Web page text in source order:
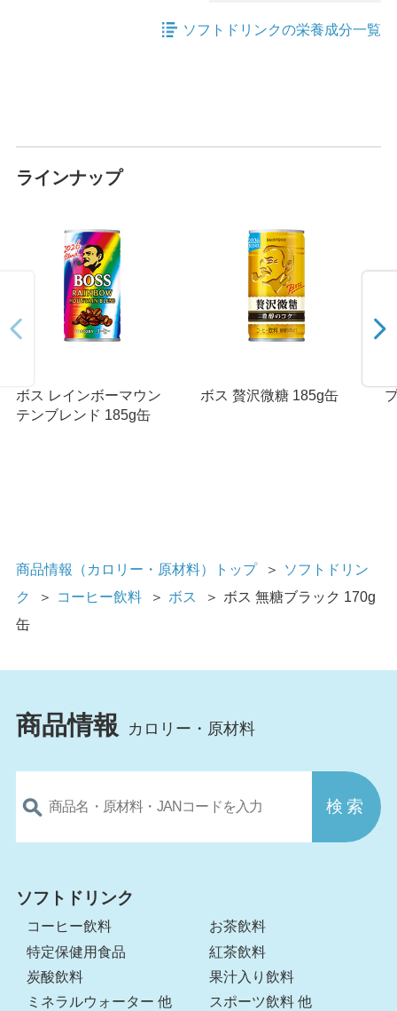
ソフトドリンクの栄養成分一覧
ラインナップ
ボス レインボーマウン
テンブレンド 185g缶
ボス 贅沢微糖 185g缶
商品情報（カロリー・原材料）トップ ＞
ソフトドリン
ク
＞ コーヒー飲料 ＞ ボス ＞ ボス 無糖ブラック 170g
缶
商品情報 カロリー・原材料
ソフトドリンク
コーヒー飲料
お茶飲料
特定保健用食品
紅茶飲料
炭酸飲料
果汁入り飲料
ミネラルウォーター 他
スポーツ飲料 他